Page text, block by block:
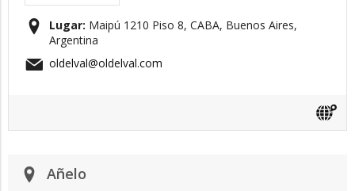
Lugar: Maipú 1210 Piso 8, CABA, Buenos Aires,
Argentina
oldelval@oldelval.com
Añelo